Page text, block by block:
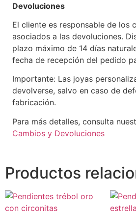
Devoluciones
El cliente es responsable de los
asociados a las devoluciones.
plazo máximo de 14 días
fecha de recepción del pedido
Importante: Las joyas
devolverse, salvo en caso de
fabricación.
Para más detalles, consulta
Cambios y Devoluciones
Productos